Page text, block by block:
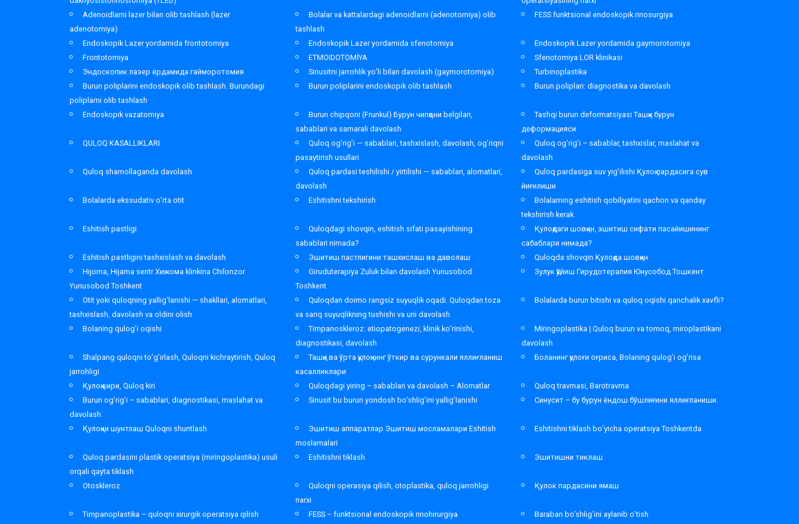
Adenoidlarni lazer bilan olib tashlash (lazer
adenotomiya)
Bolalar va kattalardagi adenoidlarni (adenotomiya) olib
tashlash
FESS funktsional endoskopik rinosurgiya
Endoskopik Lazer yordamida frontotomiya Endoskopik Lazer yordamida sfenotomiya
Endoskopik Lazer yordamida gaymorotomiya
Frontotomiya
ETMOIDOTOMİYA
Sfenotomiya LOR klinikasi
Эндоскопик лазер ёрдамида гайморотомия
Sinusitni jarrohlik yo’li bilan davolash (gaymorotomiya)
Turbinoplastika
Burun poliplarini endoskopik olib tashlash. Burundagi
poliplarni olib tashlash
Burun poliplarini endoskopik olib tashlash Burun poliplari: diagnostika va davolash
Endoskopik vazatomiya
Burun chipqoni (Frunkul) Бурун чипқони belgilari,
sabablari va samarali davolash
Tashqi burun deformatsiyasi Ташқи бурун
деформацияси
QULOQ KASALLIKLARI
Quloq og’rig’i — sabablari, tashxislash, davolash, og’riqni
pasaytirish usullari
Quloq og’rig’i – sabablar, tashxislar, maslahat va
davolash
Quloq shamollaganda davolash
Quloq pardasi teshilishi / yirtilishi — sabablari, alomatlari,
davolash
Quloq pardasiga suv yig’ilishi Қулоқ пардасига сув
йиғилиши
Bolalarda ekssudativ o’rta otit
Eshitishni tekshirish
Bolalarning eshitish qobiliyatini qachon va qanday
tekshirish kerak
Eshitish pastligi
Quloqdagi shovqin, eshitish sifati pasayishining
sabablari nimada?
Қулоқдаги шовқин, эшитиш сифати пасайишининг
сабаблари нимада?
Eshitish pastligini tashxislash va davolash
Эшитиш пастлигини ташхислаш ва даволаш
Quloqda shovqin Қулоқда шовқин
Hijoma, Hijama sentr Хижома klinkina Chilonzor
Yunusobod Toshkent
Giruduterapiya Zuluk bilan davolash Yunusobod
Toshkent
Зулук қўйиш Гирудотерапия Юнусобод Тошкент
Otit yoki quloqning yallig’lanishi — shakllari, alomatlari,
tashxislash, davolash va oldini olish
Quloqdan doimo rangsiz suyuqlik oqadi. Quloqdan toza
va sariq suyuqlikning tushishi va uni davolash
Bolalarda burun bitishi va quloq oqishi qanchalik xavfli?
Bolaning qulog’i oqishi
Timpanoskleroz: etiopatogenezi, klinik ko’rinishi,
diagnostikasi, davolash
Miringoplastika | Quloq burun va tomoq, miroplastikani
davolash
Shalpang quloqni to’g’irlash, Quloqni kichraytirish, Quloq
jarrohligi
Ташқи ва ўрта қулоқнинг ўткир ва сурункали яллиғланиш
касалликлари
Боланинг қулоғи оғриса, Bolaning qulog’i og’risa
Қулоқ кири, Quloq kiri Quloqdagi yiring – sabablari va davolash – Alomatlar
Quloq travmasi, Barotravma
Burun og’rig’i – sabablari, diagnostikasi, maslahat va
davolash.
Sinusit bu burun yondosh bo’shlig’ini yallig’lanishi Синусит – бу бурун ёндош бўшлиғини яллиғланиши.
Қулоқни шунтлаш Quloqni shuntlash
Эшитиш аппаратлар Эшитиш мосламалари Eshitish
moslamalari
Eshitishni tiklash bo’yicha operatsiya Toshkentda
Quloq pardasini plastik operatsiya (miringoplastika) usuli
orqali qayta tiklash
Eshitishni tiklash Эшитишни тиклаш
Otoskleroz
Quloqni operasiya qilish, otoplastika, quloq jarrohligi
narxi
Қулок пардасини ямаш
Timpanoplastika – quloqni xirurgik operatsiya qilish FESS – funktsional endoskopik rinohirurgiya Baraban bo’shlig’ini aylanib o’tish